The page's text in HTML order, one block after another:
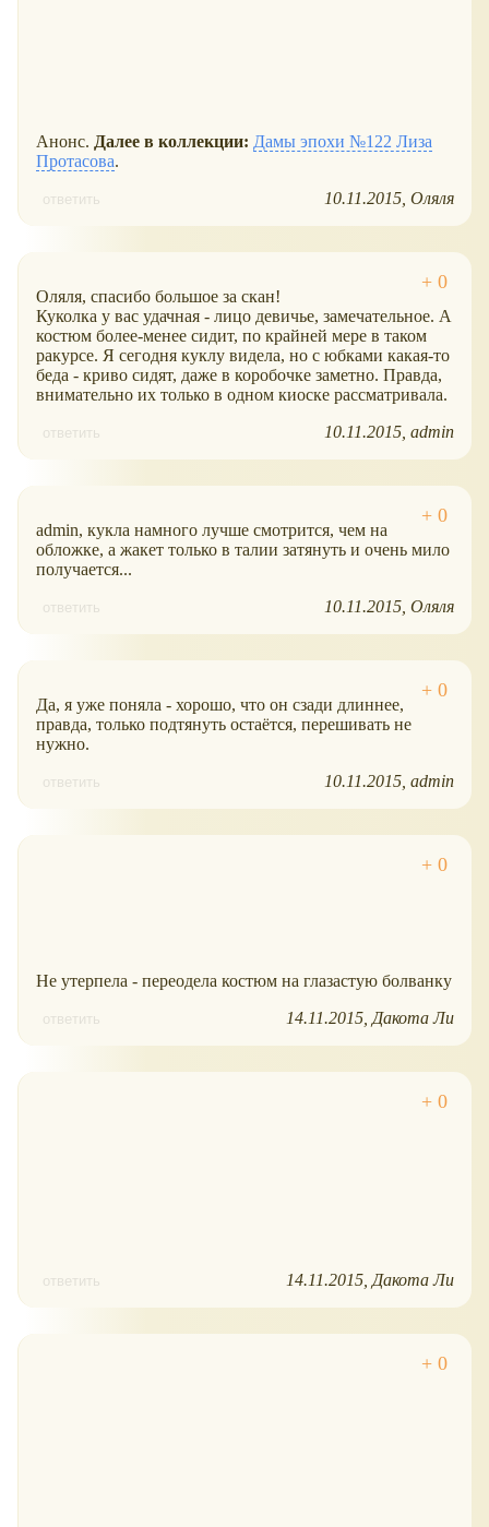
Анонс. Далее в коллекции: Дамы эпохи №122 Лиза
Протасова.
ответить 10.11.2015 Оляля
Оляля, спасибо большое за скан!
Куколка у вас удачная - лицо девичье, замечательное. А
костюм более-менее сидит, по крайней мере в таком
ракурсе. Я сегодня куклу видела, но с юбками какая-то
беда - криво сидят, даже в коробочке заметно. Правда,
внимательно их только в одном киоске рассматривала.
ответить 10.11.2015 admin
admin, кукла намного лучше смотрится, чем на
обложке, а жакет только в талии затянуть и очень мило
получается...
ответить 10.11.2015 Оляля
Да, я уже поняла - хорошо, что он сзади длиннее,
правда, только подтянуть остаётся, перешивать не
нужно.
ответить 10.11.2015 admin
Не утерпела - переодела костюм на глазастую болванку
ответить 14.11.2015 Дакота Ли
ответить 14.11.2015 Дакота Ли